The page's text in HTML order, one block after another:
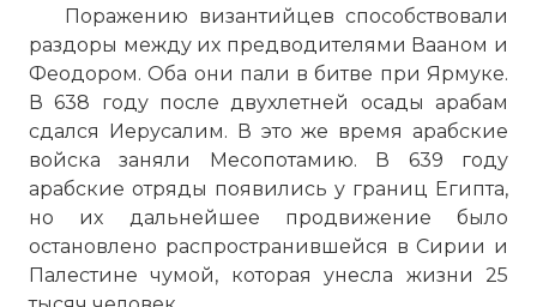
Поражению византийцев способствовали
раздоры между их предводителями Вааном и
Феодором. Оба они пали в битве при Ярмуке.
В 638 году после двухлетней осады арабам
сдался Иерусалим. В это же время арабские
войска заняли Месопотамию. В 639 году
арабские отряды появились у границ Египта,
но их дальнейшее продвижение было
остановлено распространившейся в Сирии и
Палестине чумой, которая унесла жизни 25